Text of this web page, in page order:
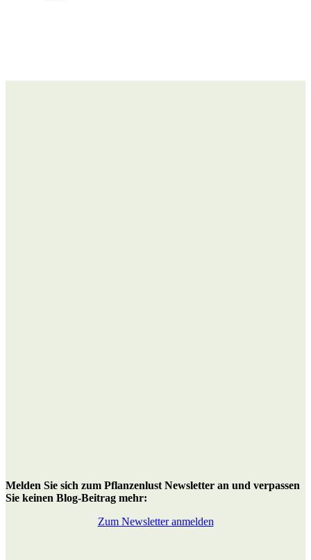
Melden Sie sich zum Pflanzenlust Newsletter an und verpassen
Sie keinen Blog-Beitrag mehr:
Zum Newsletter anmelden